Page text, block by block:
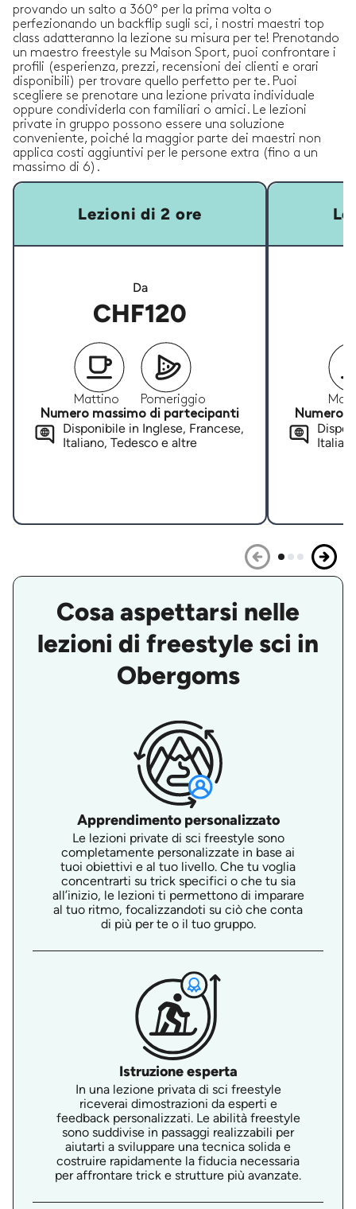
provando un salto a 360° per la prima volta o
perfezionando un backflip sugli sci, i nostri maestri top
class adatteranno la lezione su misura per te! Prenotando
un maestro freestyle su Maison Sport, puoi confrontare i
profili (esperienza, prezzi, recensioni dei clienti e orari
disponibili) per trovare quello perfetto per te. Puoi
scegliere se prenotare una lezione privata individuale
oppure condividerla con familiari o amici. Le lezioni
private in gruppo possono essere una soluzione
conveniente, poiché la maggior parte dei maestri non
applica costi aggiuntivi per le persone extra (fino a un
massimo di 6).
Lezioni di 2 ore
Da
CHF120
Mattino
Pomeriggio
Numero massimo di partecipanti
Disponibile in Inglese, Francese,
Italiano, Tedesco e altre
Numero
Cosa aspettarsi nelle
lezioni di freestyle sci in
Obergoms
Apprendimento personalizzato
Le lezioni private di sci freestyle sono
completamente personalizzate in base ai
tuoi obiettivi e al tuo livello. Che tu voglia
concentrarti su trick specifici o che tu sia
all’inizio, le lezioni ti permettono di imparare
al tuo ritmo, focalizzandoti su ciò che conta
di più per te o il tuo gruppo.
Istruzione esperta
In una lezione privata di sci freestyle
riceverai dimostrazioni da esperti e
feedback personalizzati. Le abilità freestyle
sono suddivise in passaggi realizzabili per
aiutarti a sviluppare una tecnica solida e
costruire rapidamente la fiducia necessaria
per affrontare trick e strutture più avanzate.